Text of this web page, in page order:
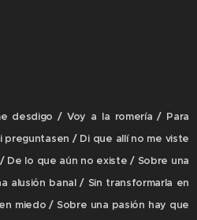
desdigo / Voy a la romería / Para
/ Di que allí no me viste
De lo que aún no existe / Sobre una
alusión banal / Sin transformarla en
miedo / Sobre una pasión hay que